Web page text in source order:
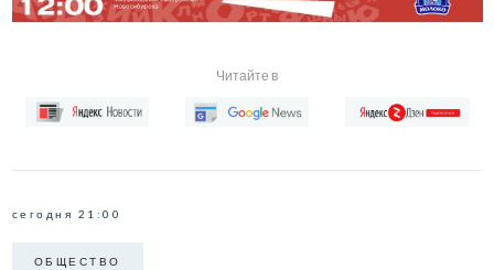
Читайте в
сегодня 21:00
ОБЩЕСТВО